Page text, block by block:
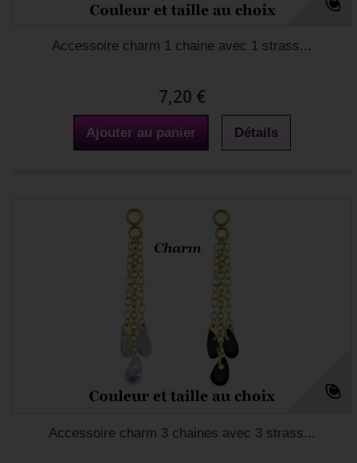
Accessoire charm 1 chaine avec 1 strass...
7,20 €
Ajouter au panier Détails
Accessoire charm 3 chaines avec 3 strass...